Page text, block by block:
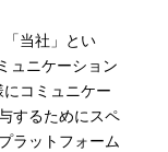
「当社」とい
ュニケーション
にコミュニケー
するためにスペ
ラットフォーム